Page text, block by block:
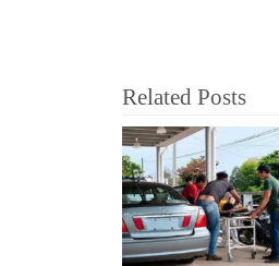
Related Posts